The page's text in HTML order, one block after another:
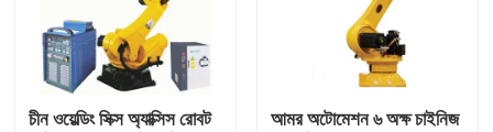
খবর
মামলা
চীন ওয়েল্ডিং সিক্স অ্যাক্সিস রোবট
আমর অটোমেশন ৬ অক্ষ চাইনিজ